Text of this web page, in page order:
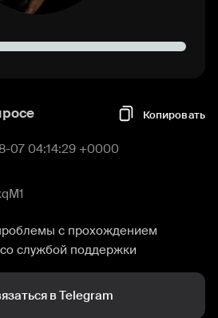
Копировать
07 04:14:29 +0000
с прохождением
службой поддержки
в Telegram